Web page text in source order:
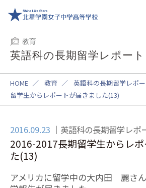
教育
英語科の長期留学レポート
HOME ／ 教育 ／ 英語科の長期留学レポ
留学生からレポートが届きました(13)
2016.09.23 英語科の長期留学レポ
2016-2017長期留学生からレ
た(13)
アメリカに留学中の大内田 麗さ